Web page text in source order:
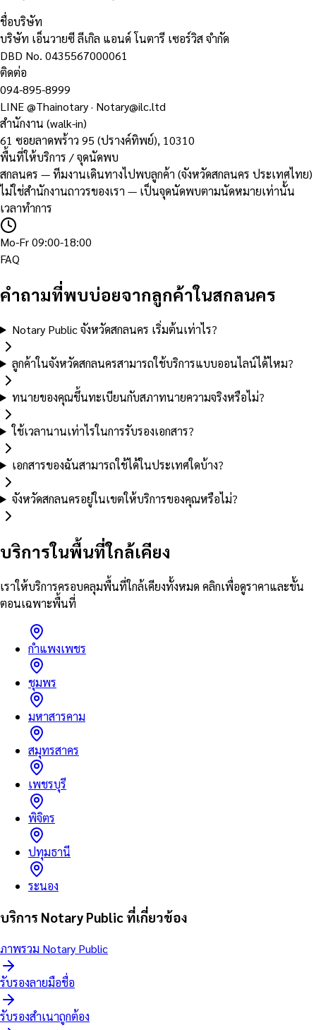
ชื่อบริษัท
บริษัท เอ็นวายซี ลีเกิล แอนด์ โนตารี เซอร์วิส จำกัด
DBD No. 0435567000061
ติดต่อ
094-895-8999
LINE@Thainotary· Notary@ilc.ltd
สำนักงาน (walk-in)
61 ซอยลาดพร้าว 95 (ปรางค์ทิพย์), 10310
พื้นที่ให้บริการ / จุดนัดพบ
สกลนคร — ทีมงานเดินทางไปพบลูกค้า (จังหวัดสกลนคร ประเทศไทย)
ไม่ใช่สำนักงานถาวรของเรา — เป็นจุดนัดพบตามนัดหมายเท่านั้น
เวลาทำการ
Mo-Fr 09:00-18:00
FAQ
คำถามที่พบบ่อยจากลูกค้าในสกลนคร
Notary Public จังหวัดสกลนคร เริ่มต้นเท่าไร?
ลูกค้าในจังหวัดสกลนครสามารถใช้บริการแบบออนไลน์ได้ไหม?
ทนายของคุณขึ้นทะเบียนกับสภาทนายความจริงหรือไม่?
ใช้เวลานานเท่าไรในการรับรองเอกสาร?
เอกสารของฉันสามารถใช้ได้ในประเทศใดบ้าง?
จังหวัดสกลนครอยู่ในเขตให้บริการของคุณหรือไม่?
บริการในพื้นที่ใกล้เคียง
เราให้บริการครอบคลุมพื้นที่ใกล้เคียงทั้งหมด คลิกเพื่อดูราคาและขั้น
ตอนเฉพาะพื้นที่
กำแพงเพชร
ชุมพร
มหาสารคาม
สมุทรสาคร
เพชรบุรี
พิจิตร
ปทุมธานี
ระนอง
บริการ Notary Public ที่เกี่ยวข้อง
ภาพรวม Notary Public
รับรองลายมือชื่อ
รับรองสำเนาถูกต้อง